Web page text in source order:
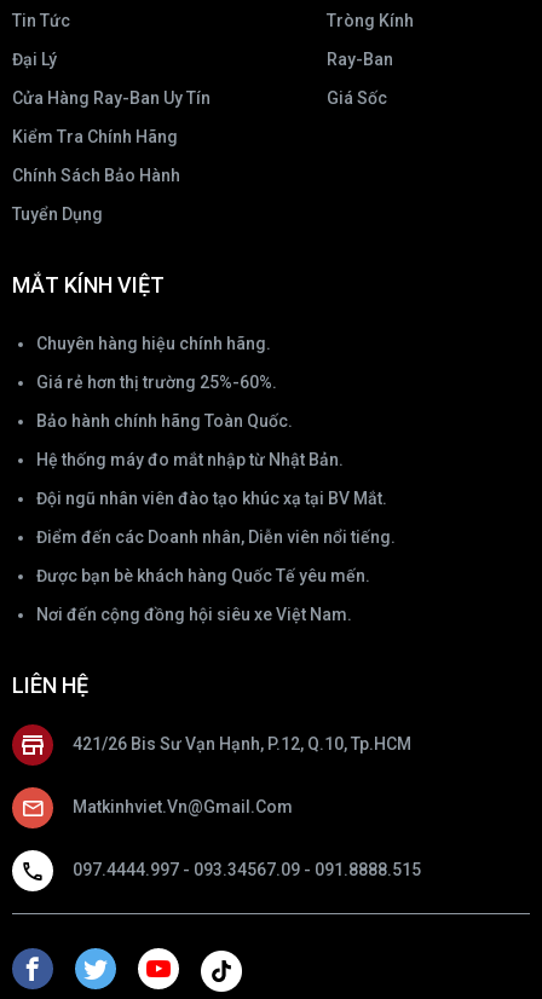
Tin Tức
Đại Lý
Cửa Hàng Ray-Ban Uy Tín
Kiểm Tra Chính Hãng
Chính Sách Bảo Hành
Tuyển Dụng
Tròng Kính
Ray-Ban
Giá Sốc
MẮT KÍNH VIỆT
Chuyên hàng hiệu chính hãng.
Giá rẻ hơn thị trường 25%-60%.
Bảo hành chính hãng Toàn Quốc.
Hệ thống máy đo mắt nhập từ Nhật Bản.
Đội ngũ nhân viên đào tạo khúc xạ tại BV Mắt.
Điểm đến các Doanh nhân, Diễn viên nổi tiếng.
Được bạn bè khách hàng Quốc Tế yêu mến.
Nơi đến cộng đồng hội siêu xe Việt Nam.
LIÊN HỆ
421/26 Bis Sư Vạn Hạnh, P.12, Q.10, Tp.HCM
Matkinhviet.vn@gmail.com
097.4444.997 - 093.34567.09 - 091.8888.515